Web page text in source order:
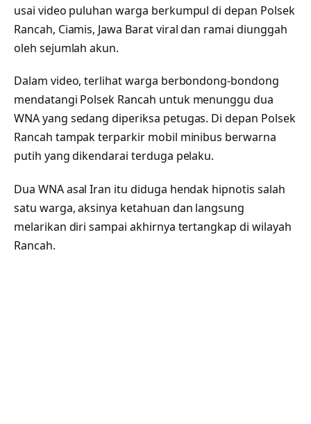
usai video puluhan warga berkumpul di depan Polsek
Rancah, Ciamis, Jawa Barat viral dan ramai diunggah
oleh sejumlah akun.
Dalam video, terlihat warga berbondong-bondong
mendatangi Polsek Rancah untuk menunggu dua
WNA yang sedang diperiksa petugas. Di depan Polsek
Rancah tampak terparkir mobil minibus berwarna
putih yang dikendarai terduga pelaku.
Dua WNA asal Iran itu diduga hendak hipnotis salah
satu warga, aksinya ketahuan dan langsung
melarikan diri sampai akhirnya tertangkap di wilayah
Rancah.